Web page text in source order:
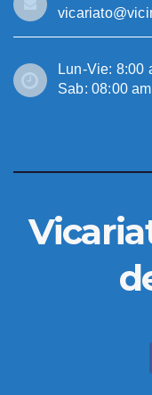
Lun-Vie: 8:00
Sab: 08:00